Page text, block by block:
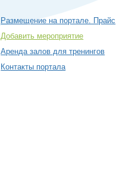
Размещение на портале. Прайс
Добавить мероприятие
Аренда залов для тренингов
Контакты портала